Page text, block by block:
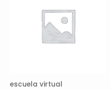
escuela virtual